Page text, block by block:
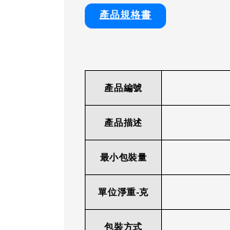
產品規格書
產品編號
產品描述
最小包裝量
單位淨重-克
包裝方式